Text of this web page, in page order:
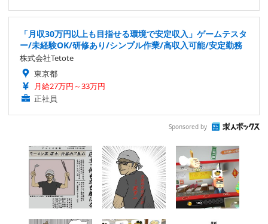
「月収30万円以上も目指せる環境で安定収入」ゲームテスタ
ー/未経験OK/研修あり/シンプル作業/高収入可能/安定勤務
株式会社Tetote
東京都
月給27万円～33万円
正社員
Sponsored by